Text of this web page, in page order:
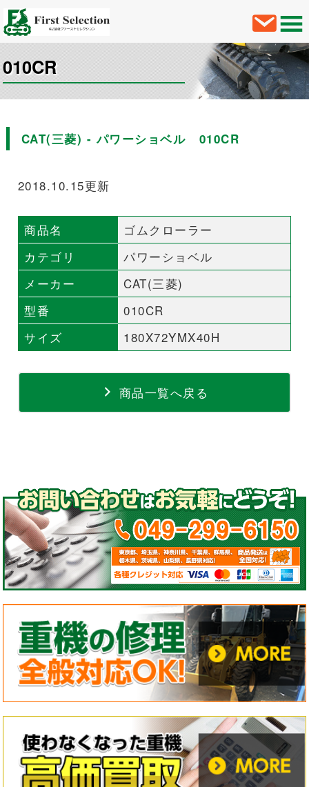
010CR
CAT(三菱) - パワーショベル 010CR
2018.10.15更新
商品名
ゴムクローラー
カテゴリ
パワーショベル
メーカー
CAT(三菱)
型番
010CR
サイズ
180X72YMX40H
商品一覧へ戻る